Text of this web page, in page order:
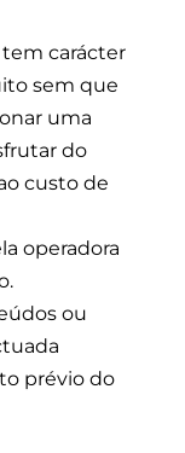
tem carácter
sem que
uma
do
custo de
operadora
ou
prévio do